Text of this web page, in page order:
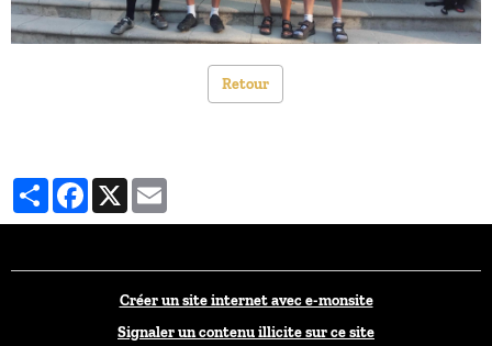
Retour
PartagerFacebook
X
Créer un site internet avec e-monsite
Signaler un contenu illicite sur ce site